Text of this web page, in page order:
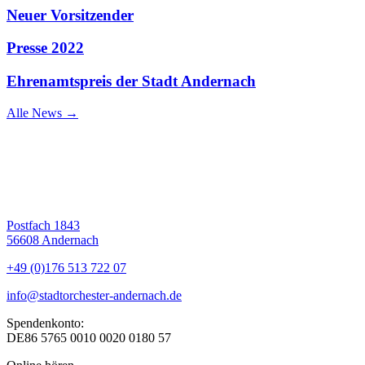
Neuer Vorsitzender
Presse 2022
Ehrenamtspreis der Stadt Andernach
Alle News →
Postfach 1843
56608 Andernach
+49 (0)176 513 722 07
info@stadtorchester-andernach.de
Spendenkonto:
DE86 5765 0010 0020 0180 57